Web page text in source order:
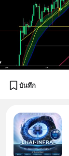
บันทึก